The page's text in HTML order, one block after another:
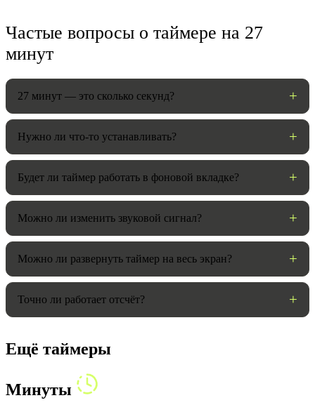
Громкость:
Частые вопросы о таймере на 27
минут
27 минут — это сколько секунд?
Нужно ли что-то устанавливать?
Будет ли таймер работать в фоновой вкладке?
Можно ли изменить звуковой сигнал?
Можно ли развернуть таймер на весь экран?
Точно ли работает отсчёт?
Ещё таймеры
Минуты